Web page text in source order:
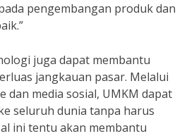
pengembangan produk dan
juga dapat membantu
jangkauan pasar. Melalui
dan media sosial, UMKM dapat
seluruh dunia tanpa harus
ini tentu akan membantu